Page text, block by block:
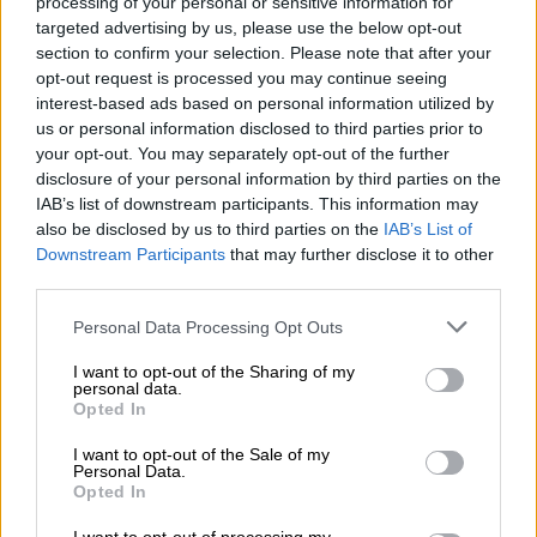
targeted advertising by us, please use the below opt-out
section to confirm your selection. Please note that after your
opt-out request is processed you may continue seeing
interest-based ads based on personal information utilized by
us or personal information disclosed to third parties prior to
your opt-out. You may separately opt-out of the further
disclosure of your personal information by third parties on the
IAB’s list of downstream participants. This information may
also be disclosed by us to third parties on the IAB’s List of
Downstream Participants that may further disclose it to other
Please note that this website/app uses one or more Google
not limited to your visit or usage behaviour. You may click to
grant or deny consent to Google and its third-party tags to
use your data for below specified purposes in below Google
consent section.
Personal Data Processing Opt Outs
I want to opt-out of the Sharing of my
personal data.
Opted In
I want to opt-out of the Sale of my
Personal Data.
Opted In
τελευταία ευκαιρία στο θεατρόφιλο κοινό
να παρακολουθήσει την παράσταση,
ανακοινώνοντας δύο καλοκαιρινές
εμφανίσεις:στο Βεάκειο Δημοτικό Θέατρο
Πειραιά την Κυριακή 28 Ιουνίου και στο
Δημοτικό Θέατρο Λυκαβηττού την Τρίτη 30
Ιουνίου. Η διάθεση των εισιτηρίων ξεκίνησε
ήδη.
Η υπόθεση
Ένας συγγραφέας συναντά επί μήνες, μέσα
στη φυλακή, έναν εικοσάχρονο πατροκτόνο,
τον Μαρτίν, με στόχο να γράψει ένα
θεατρικό έργο βασισμένο στην ιστορία του.
Ο νεαρός καλείται να ερμηνεύσει τον εαυτό
του στη σκηνή, ωστόσο η άδεια δεν